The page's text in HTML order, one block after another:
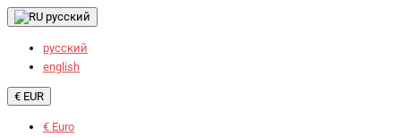
русский
русский
english
€ EUR
€ Euro